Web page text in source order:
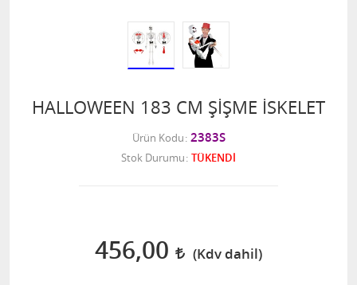
HALLOWEEN 183 CM ŞİŞME İSKELET
Ürün Kodu 2383S
Stok Durumu TÜKENDİ
456,00